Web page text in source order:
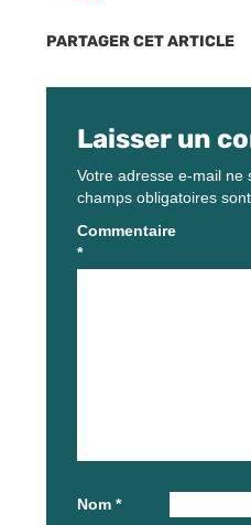
PARTAGER CET ARTICLE
Laisser un
Votre adresse e-mail ne
champs obligatoires
Commentaire
*
Nom *